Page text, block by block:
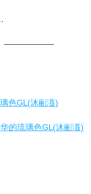
信。——————
色GL(沐彨涐)
的琉璃色GL(沐彨涐)